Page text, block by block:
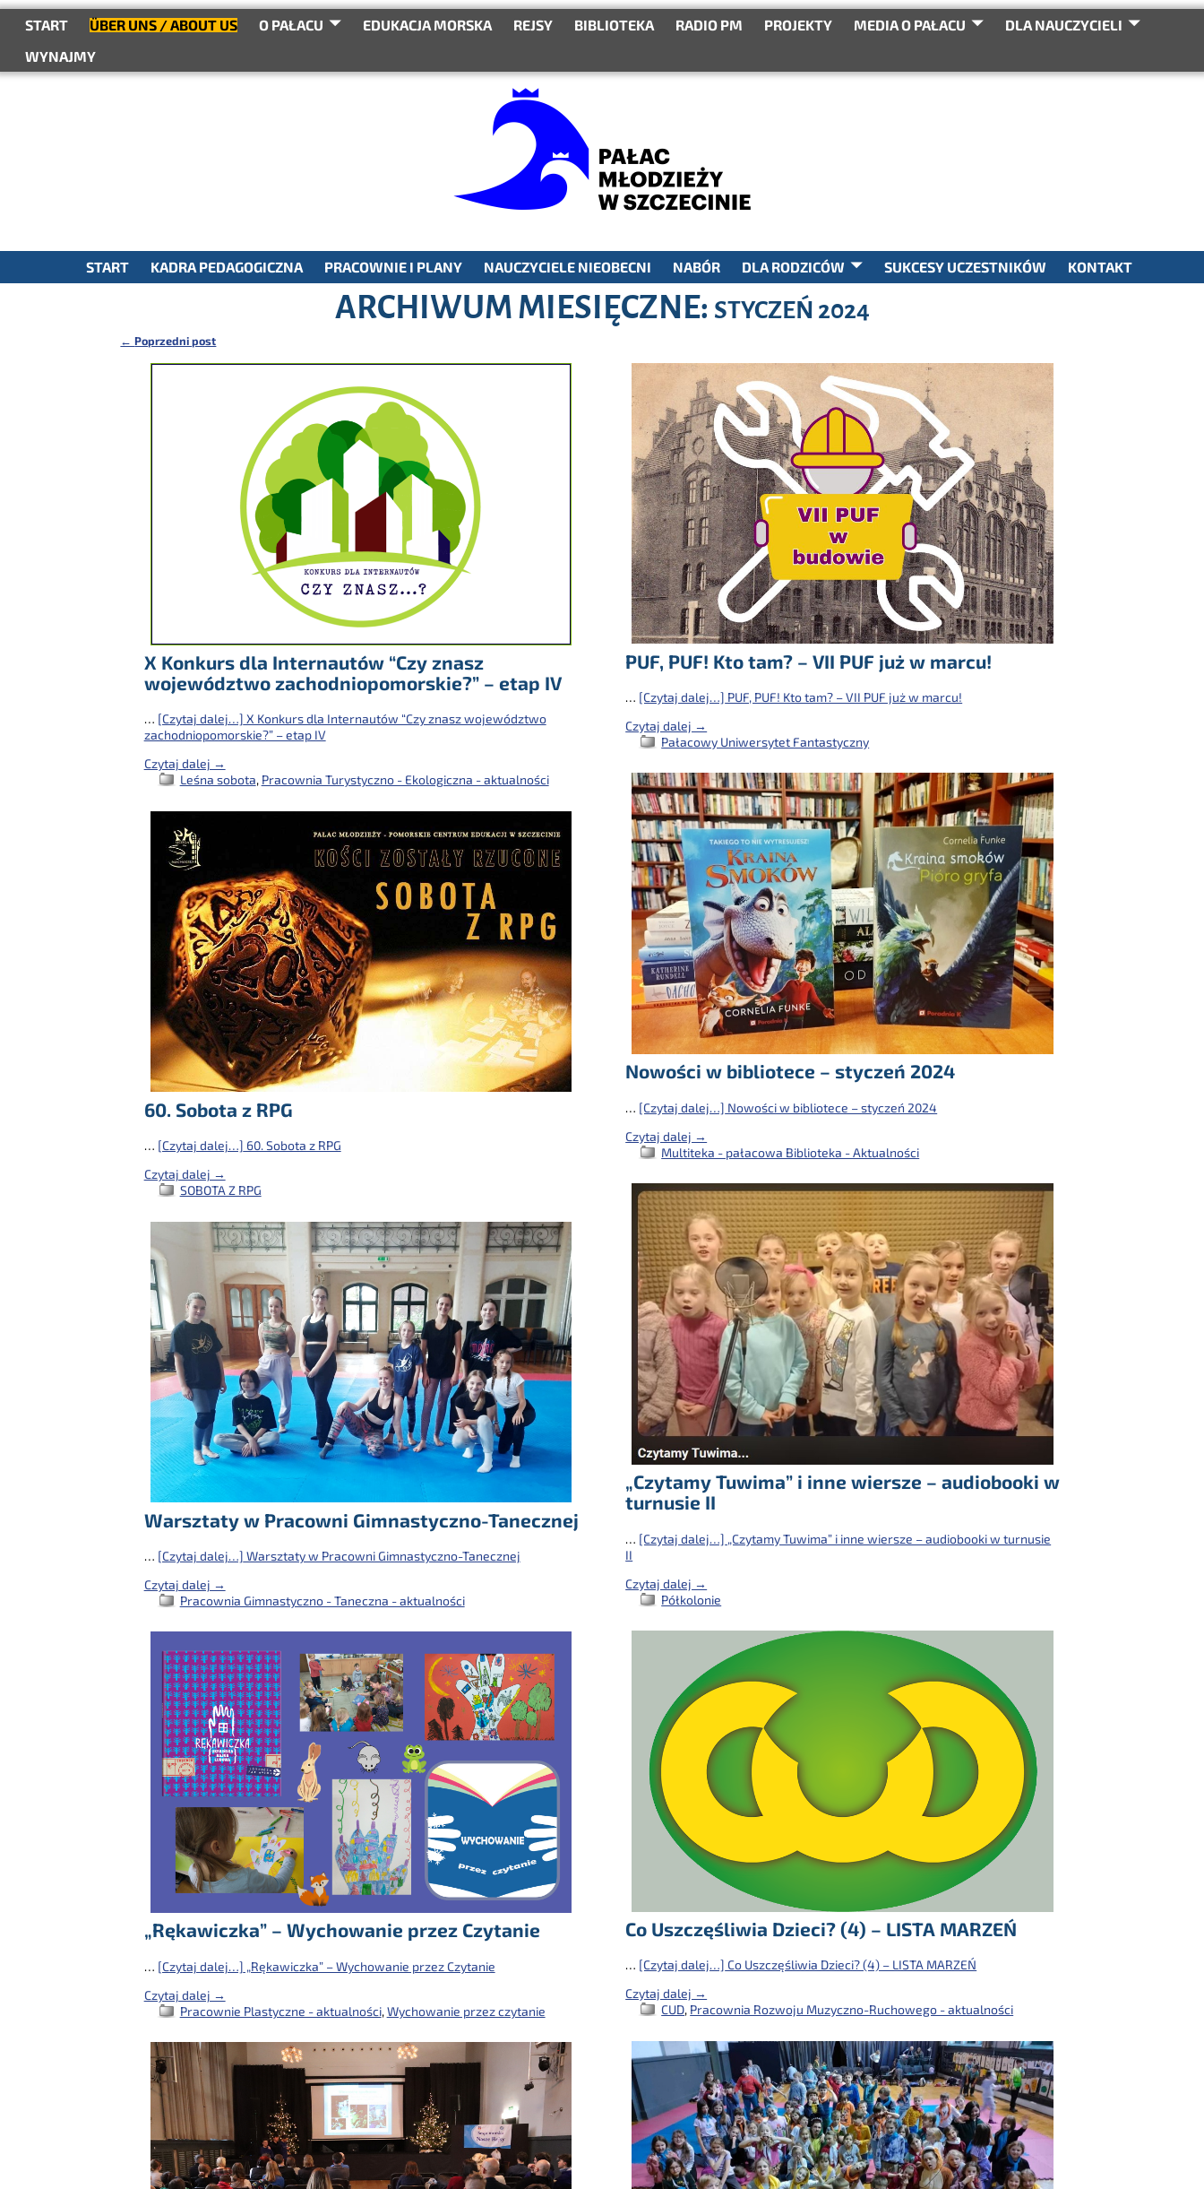
treściSTART ÜBER UNS / ABOUT US O PAŁACU EDUKACJA MORSKA REJSY BIBLIOTEKA RADIO PM PROJEKTY MEDIA O PAŁACU
DLA NAUCZYCIELI
WYNAJMY
SEARCH
START
KADRA PEDAGOGICZNA PRACOWNIE I PLANY NAUCZYCIELE NIEOBECNI NABÓR DLA RODZICÓW SUKCESY UCZESTNIKÓW KONTAKT
ARCHIWUM MIESIĘCZNE: STYCZEŃ 2024
←Poprzedni post
X Konkurs dla Internautów “Czy znasz
województwo zachodniopomorskie?” – etap IV
… [Czytaj dalej…] X Konkurs dla Internautów “Czy znasz województwo
zachodniopomorskie?” – etap IV
Czytaj dalej →
Leśna sobota, Pracownia Turystyczno - Ekologiczna - aktualności
PUF, PUF! Kto tam? – VII PUF już w marcu!
… [Czytaj dalej…] PUF, PUF! Kto tam? – VII PUF już w marcu!
Czytaj dalej →
Pałacowy Uniwersytet Fantastyczny
Nowości w bibliotece – styczeń 2024
… [Czytaj dalej…] Nowości w bibliotece – styczeń 2024
Czytaj dalej →
Multiteka - pałacowa Biblioteka - Aktualności
60. Sobota z RPG
… [Czytaj dalej…] 60. Sobota z RPG
Czytaj dalej →
SOBOTA Z RPG
„Czytamy Tuwima” i inne wiersze – audiobooki w
turnusie II
… [Czytaj dalej…] „Czytamy Tuwima” i inne wiersze – audiobooki w turnusie
II
Czytaj dalej →
Półkolonie
Warsztaty w Pracowni Gimnastyczno-Tanecznej
… [Czytaj dalej…] Warsztaty w Pracowni Gimnastyczno-Tanecznej
Czytaj dalej →
Pracownia Gimnastyczno - Taneczna - aktualności
Co Uszczęśliwia Dzieci? (4) – LISTA MARZEŃ
… [Czytaj dalej…] Co Uszczęśliwia Dzieci? (4) – LISTA MARZEŃ
Czytaj dalej →
CUD, Pracownia Rozwoju Muzyczno-Ruchowego - aktualności
„Rękawiczka” – Wychowanie przez Czytanie
… [Czytaj dalej…] „Rękawiczka” – Wychowanie przez Czytanie
Czytaj dalej →
Pracownie Plastyczne - aktualności,Wychowanie przez czytanie